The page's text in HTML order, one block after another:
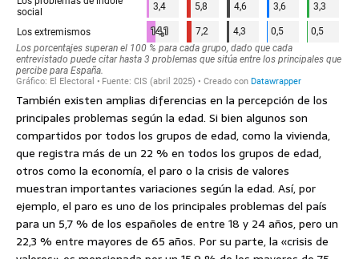
También existen amplias diferencias en la percepción de los
principales problemas según la edad. Si bien algunos son
compartidos por todos los grupos de edad, como la vivienda,
que registra más de un 22 % en todos los grupos de edad,
otros como la economía, el paro o la crisis de valores
muestran importantes variaciones según la edad. Así, por
ejemplo, el paro es uno de los principales problemas del país
para un 5,7 % de los españoles de entre 18 y 24 años, pero un
22,3 % entre mayores de 65 años. Por su parte, la «crisis de